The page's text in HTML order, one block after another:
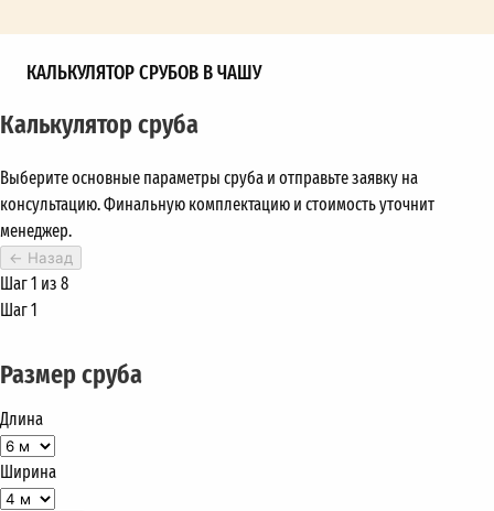
КАЛЬКУЛЯТОР СРУБОВ В ЧАШУ
Калькулятор сруба
Выберите основные параметры сруба и отправьте заявку на
консультацию. Финальную комплектацию и стоимость уточнит
менеджер.
← Назад
Шаг 1 из 8
Шаг 1
Размер сруба
Длина
Ширина